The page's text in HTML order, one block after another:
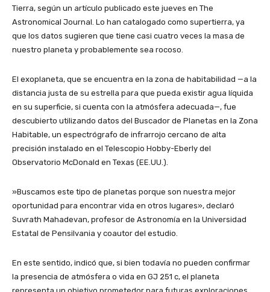
Tierra, según un artículo publicado este jueves en The
Astronomical Journal. Lo han catalogado como supertierra, ya
que los datos sugieren que tiene casi cuatro veces la masa de
nuestro planeta y probablemente sea rocoso.
El exoplaneta, que se encuentra en la zona de habitabilidad —a la
distancia justa de su estrella para que pueda existir agua líquida
en su superficie, si cuenta con la atmósfera adecuada—, fue
descubierto utilizando datos del Buscador de Planetas en la Zona
Habitable, un espectrógrafo de infrarrojo cercano de alta
precisión instalado en el Telescopio Hobby-Eberly del
Observatorio McDonald en Texas (EE.UU.).
‎»Buscamos este tipo de planetas porque son nuestra mejor
oportunidad para encontrar vida en otros lugares», declaró
Suvrath Mahadevan, profesor de Astronomía en la Universidad
Estatal de Pensilvania y coautor del estudio.
‎En este sentido, indicó que, si bien todavía no pueden confirmar
la presencia de atmósfera o vida en GJ 251 c, el planeta